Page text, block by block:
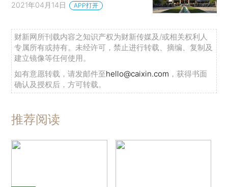
2021年04月14日 APP打开
财新网所刊载内容之知识产权为财新传媒及/或相关权利人
专属所有或持有。未经许可，禁止进行转载、摘编、复制及
建立镜像等任何使用。
如有意愿转载，请发邮件至hello@caixin.com ，获得书面
确认及授权后，方可转载。
推荐阅读